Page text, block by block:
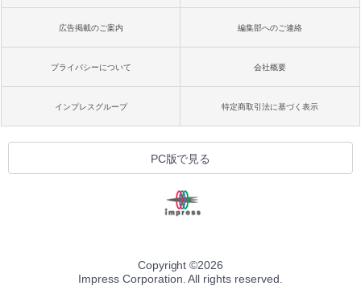
広告掲載のご案内 編集部へのご連絡
プライバシーについて 会社概要
インプレスグループ 特定商取引法に基づく表示
PC版で見る
Copyright ©2026
Impress Corporation. All rights reserved.